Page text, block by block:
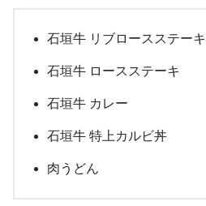
石垣牛 リブロースステーキ
石垣牛 ロースステーキ
石垣牛 カレー
石垣牛 特上カルビ丼
肉うどん